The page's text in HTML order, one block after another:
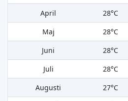
April
28°C
Maj
28°C
Juni
28°C
Juli
28°C
Augusti
27°C